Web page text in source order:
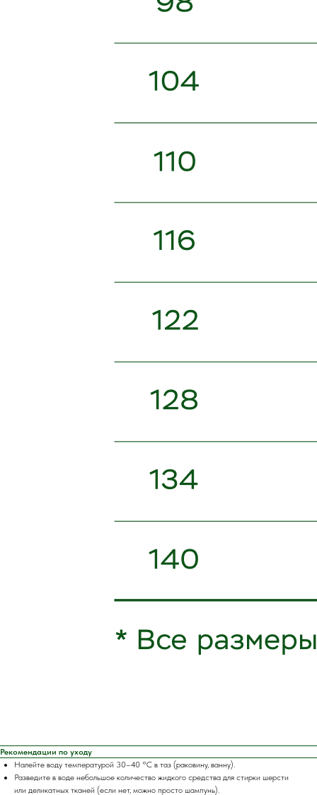
Рекомендации по уходу
Налейте воду температурой 30–40 °C в таз (раковину, ванну).
Разведите в воде небольшое количество жидкого средства для стирки шерсти
или деликатных тканей (если нет, можно просто шампунь).